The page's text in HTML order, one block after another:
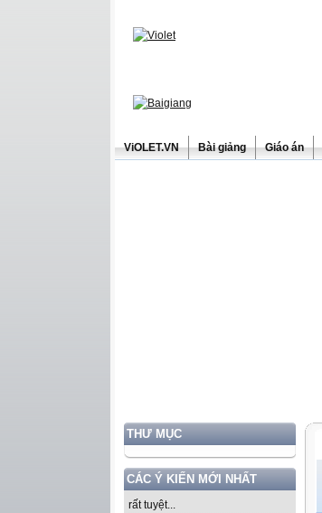
ViOLET.VN Bài giảng Giáo án
THƯ MỤC
CÁC Ý KIẾN MỚI NHẤT
rất tuyệt...